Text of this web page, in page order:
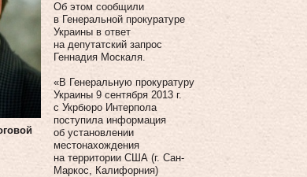
Об этом сообщили
в Генеральной прокуратуре
Украины в ответ
на депутатский запрос
Геннадия Москаля.
«В Генеральную прокуратуру
Украины 9 сентября 2013 г.
с Укрбюро Интерпола
поступила информация
об установлении
местонахождения
на территории США (г. Сан-
Маркос, Калифорния)